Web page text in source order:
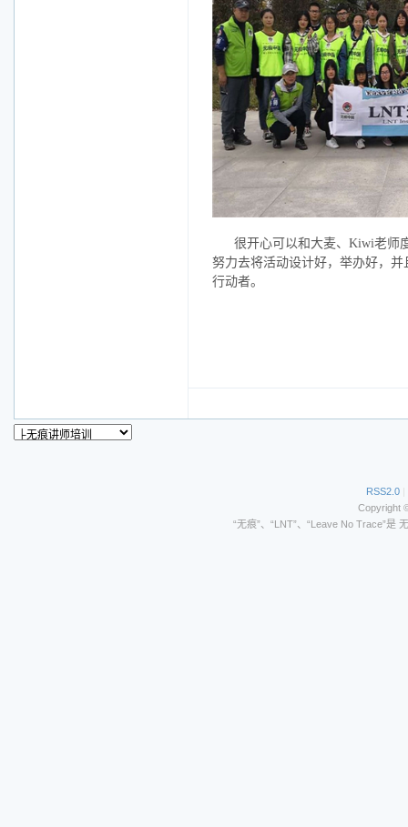
很开心可以和大麦、Kiwi老师
努力去将活动设计好，举办好，
行动者。
RSS2.0 |
Copyright
“无痕”、“LNT”、“Leave No Trace”是